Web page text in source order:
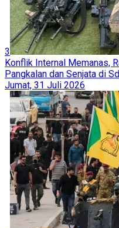
3
Konflik Internal Memanas,
Pangkalan dan Senjata di
Jumat, 31 Juli 2026